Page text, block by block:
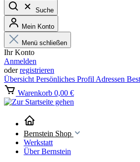
Suche
Mein Konto
Menü schließen
Ihr Konto
Anmelden
oderregistrieren
Übersicht Persönliches Profil Adressen
Warenkorb 0,00 €
Bernstein Shop
Werkstatt
Über Bernstein